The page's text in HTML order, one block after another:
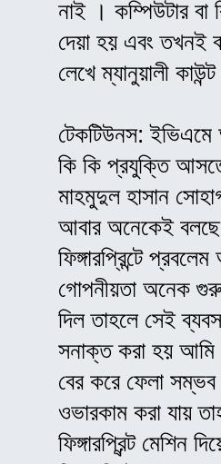
নাই । কম্পিউটার
দেয়া হয় এবং তখনই
লেখে ম্যানুয়ালী
টেকটিউনস:
কি কি প্রযুক্তি
মাহমুদুল হাসান
আবার অনেকেই বলছে
ফিঙ্গারপ্রিন্টে
গোপনীয়তা অনেক
দিল তাহলে সেই
সনাক্ত করা হয় আমি
বের করে ফেলা
ওভারকাম করা যায়
ফিঙ্গারপ্রিন্ট মেশিন